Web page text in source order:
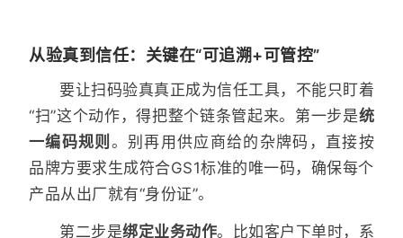
从验真到信任：关键在“可追溯+可管控”
要让扫码验真真正成为信任工具，不能只盯着
“扫”这个动作，得把整个链条管起来。第一步是统
一编码规则 。别再用供应商给的杂牌码，直接按
品牌方要求生成符合GS1标准的唯一码，确保每个
产品从出厂就有“身份证”。
第二步是绑定业务动作。比如客户下单时，系